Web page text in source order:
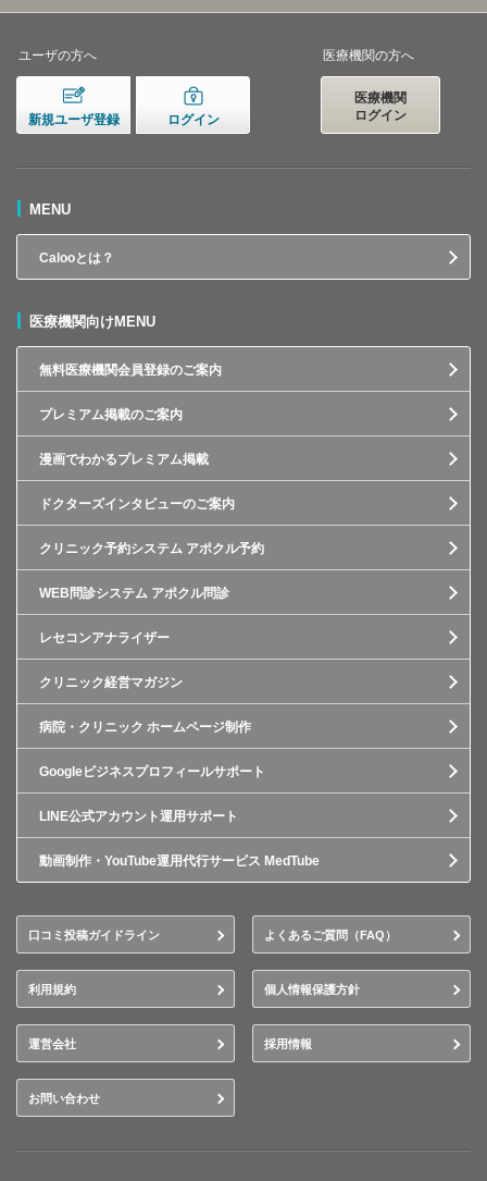
ユーザの方へ
新規ユーザ登録 ログイン
医療機関の方へ
医療機関
ログイン
MENU
Calooとは？
医療機関向けMENU
無料医療機関会員登録のご案内
プレミアム掲載のご案内
漫画でわかるプレミアム掲載
ドクターズインタビューのご案内
クリニック予約システム アポクル予約
WEB問診システム アポクル問診
レセコンアナライザー
クリニック経営マガジン
病院・クリニック ホームページ制作
Googleビジネスプロフィールサポート
LINE公式アカウント運用サポート
動画制作・YouTube運用代行サービス MedTube
口コミ投稿ガイドライン よくあるご質問（FAQ）
利用規約 個人情報保護方針
運営会社 採用情報
お問い合わせ